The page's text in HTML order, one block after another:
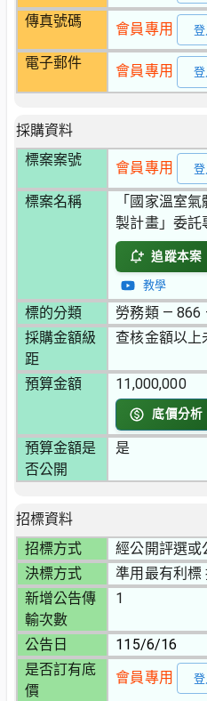
傳真號碼 會員專用 登
電子郵件 會員專用 登
採購資料
標案案號
會員專用 登
標案名稱
「國家溫室
製計畫」委託
追蹤本案
教學
標的分類
勞務類 — 866
採購金額級
距
查核金額以上
預算金額 11,000,000
底價分析
預算金額是
否公開
是
招標資料
招標方式
經公開評選或
決標方式
準用最有利標
新增公告傳
輸次數
1
公告日
115/6/16
是否訂有底
價
會員專用 登